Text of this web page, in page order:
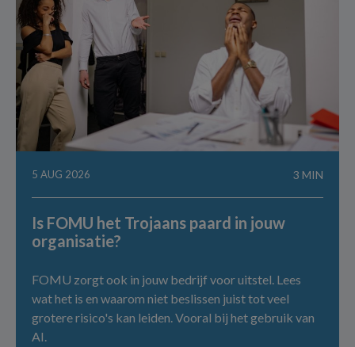
5 AUG 2026 3 MIN
Is FOMU het Trojaans paard in jouw
organisatie?
FOMU zorgt ook in jouw bedrijf voor uitstel. Lees
wat het is en waarom niet beslissen juist tot veel
grotere risico's kan leiden. Vooral bij het gebruik van
AI.